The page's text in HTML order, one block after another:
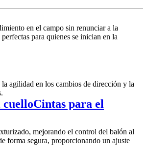
cuelloCintas para el
en el campo sin renunciar a la
para quienes se inician en la
agilidad en los cambios de dirección y la
mejorando el control del balón al
forma segura, proporcionando un ajuste